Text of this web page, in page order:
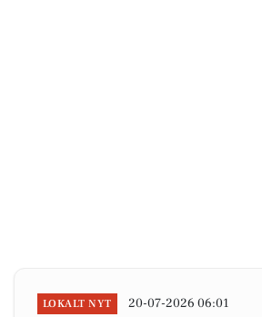
LOKALT NYT 20-07-2026 06:01